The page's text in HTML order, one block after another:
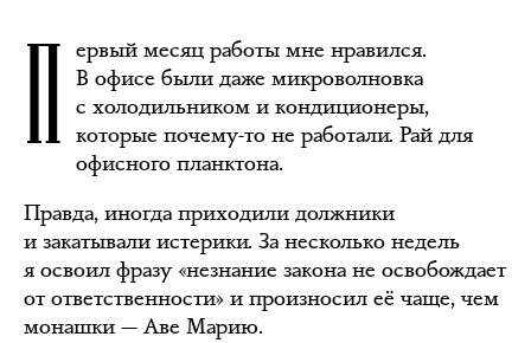
П ервый месяц работы мне нравился.
В офисе были даже микроволновка
с холодильником и кондиционеры,
которые почему-то не работали. Рай для
офисного планктона.
Правда, иногда приходили должники
и закатывали истерики. За несколько недель
я освоил фразу «незнание закона не освобождает
от ответственности» и произносил её чаще, чем
монашки — Аве Марию.